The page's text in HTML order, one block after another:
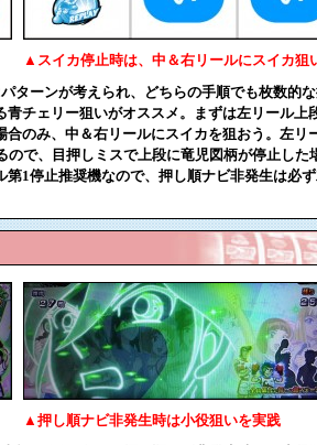
▲スイカ停止時は、中＆右リールにスイカ狙
ターンが考えられ、どちらの手順でも枚数的
チェリー狙いがオススメ。まずは左リール上
のみ、中＆右リールにスイカを狙おう。左リ
で、目押しミスで上段に竜児図柄が停止した
1停止推奨機なので、押し順ナビ非発生は必
▲押し順ナビ非発生時は小役狙いを実践